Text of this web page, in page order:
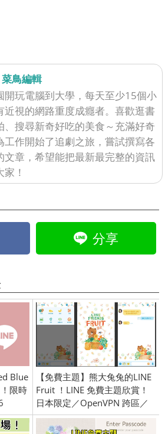
鳥編輯
開玩電腦到大學，每天至少15個小
近視的網路重度成癮者。喜歡逛書
、搜尋新奇好吃的美食～充滿好奇
工作開始了追劇之旅，嘗試撰寫各
文章，希望能把最新最完整的資訊
！
分享
Blue
限時
【免費主題】熊大兔兔的LINE
Fruit ！LINE 免費主題欣賞！
日本限定／OpenVPN 跨區／
2018/06/21